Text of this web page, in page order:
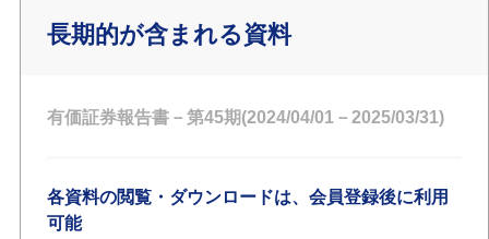
長期的が含まれる資料
有価証券報告書－第45期(2024/04/01－2025/03/31)
各資料の閲覧・ダウンロードは、会員登録後に利用
可能